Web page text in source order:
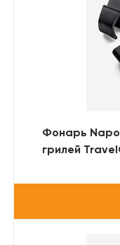
Фонарь
грилей